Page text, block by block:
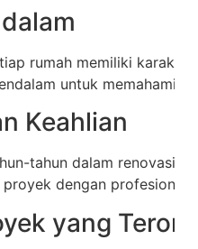
rumah memiliki
untuk memahami
Keahlian
tahun dalam renovasi
dengan
yang